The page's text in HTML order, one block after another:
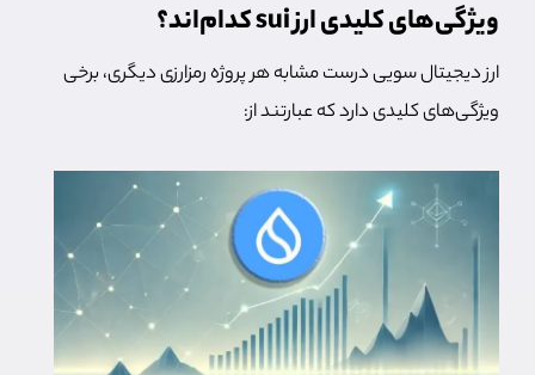
ویژگی‌های کلیدی ارز sui کدام‌اند؟
ارز دیجیتال سویی درست مشابه هر پروژه رمزارزی دیگری، برخی
ویژگی‌های کلیدی دارد که عبارتند‌ از: